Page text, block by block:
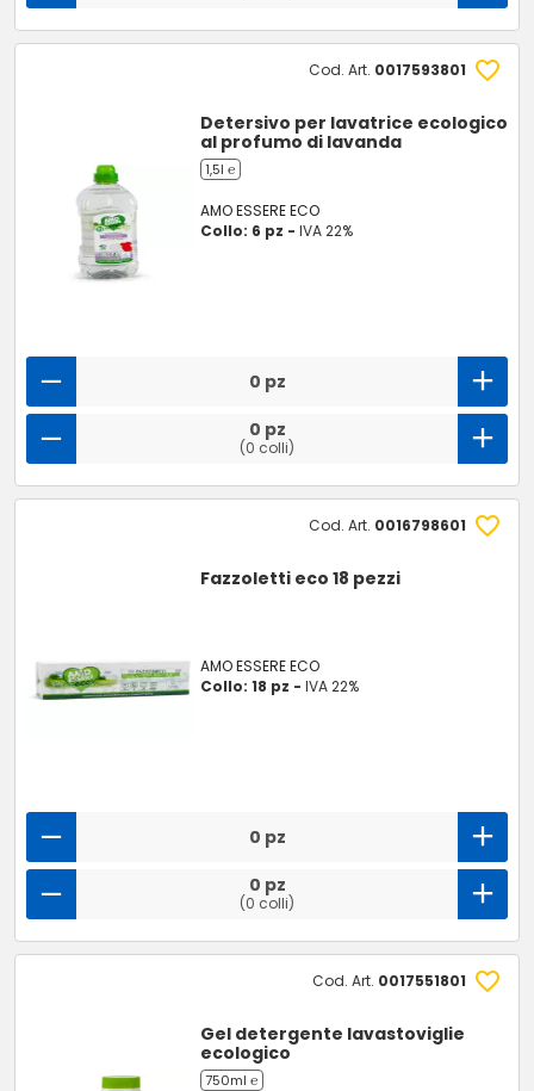
Cod. Art. 0017593801
Detersivo per lavatrice ecologico
al profumo di lavanda
1,5l ℮
AMO ESSERE ECO
Collo: 6 pz -IVA 22%
0 pz
0 pz
(0 colli)
Cod. Art. 0016798601
Fazzoletti eco 18 pezzi
AMO ESSERE ECO
Collo: 18 pz -IVA 22%
0 pz
0 pz
(0 colli)
Cod. Art. 0017551801
Gel detergente lavastoviglie
ecologico
750ml ℮